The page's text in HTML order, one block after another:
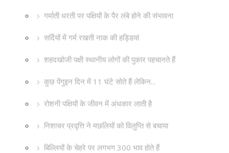
गर्माती धरती पर पक्षियों के पैर लंबे होने की संभावना
सर्दियों में गर्म रखती नाक की हड्डियां
शहदखोजी पक्षी स्थानीय लोगों की पुकार पहचानते हैं
कुछ पेंगुइन दिन में 11 घंटे सोते हैं लेकिन...
रोशनी पक्षियों के जीवन में अंधकार लाती है
निशाचर प्रवृत्ति ने मछलियों को विलुप्ति से बचाया
बिल्लियों के चेहरे पर लगभग 300 भाव होते हैं